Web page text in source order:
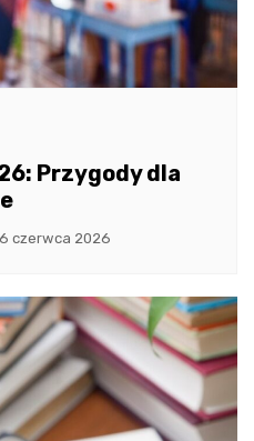
Przygody dla
czerwca 2026